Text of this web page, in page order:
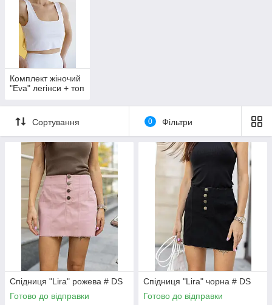
Комплект жiночий
"Eva" легінси + топ
Сортування 0 Фільтри
Cпiдниця "Lira" рожева # DS
Готово до відправки
Cпiдниця "Lira" чорна # DS
Готово до відправки